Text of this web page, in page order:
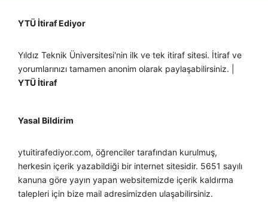
YTÜ İtiraf Ediyor
Yıldız Teknik Üniversitesi'nin ilk ve tek itiraf sitesi. İtiraf ve
yorumlarınızı tamamen anonim olarak paylaşabilirsiniz. |
YTÜ İtiraf
Yasal Bildirim
ytuitirafediyor.com, öğrenciler tarafından kurulmuş,
herkesin içerik yazabildiği bir internet sitesidir. 5651 sayılı
kanuna göre yayın yapan websitemizde içerik kaldırma
talepleri için bize mail adresimizden ulaşabilirsiniz.